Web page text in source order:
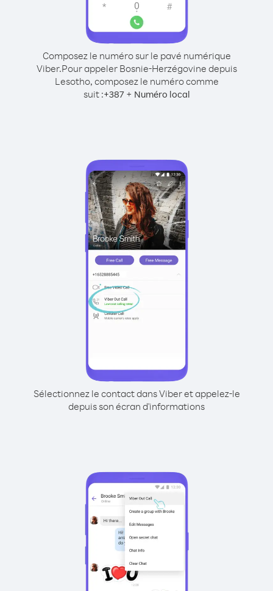
Composez le numéro sur le pavé numérique
Viber.Pour appeler Bosnie-Herzégovine depuis
Lesotho, composez le numéro comme
suit :+387+ Numéro local
Sélectionnez le contact dans Viber et appelez-le
depuis son écran d'informations